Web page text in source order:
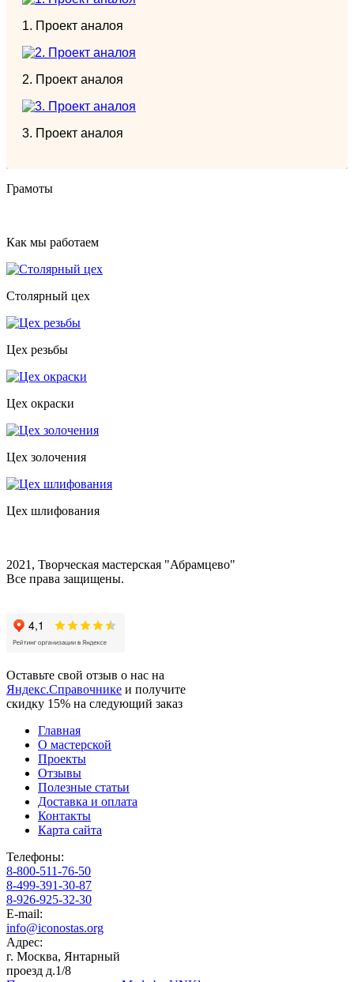
1. Проект аналоя
2. Проект аналоя
3. Проект аналоя
Грамоты
Как мы работаем
Столярный цех
Цех резьбы
Цех окраски
Цех золочения
Цех шлифования
2021, Творческая мастерская "Абрамцево"
Все права защищены.
Оставьте свой отзыв о нас на
Яндекс.Справочнике и получите
скидку 15% на следующий заказ
Главная
О мастерской
Проекты
Отзывы
Полезные статьи
Доставка и оплата
Контакты
Карта сайта
Телефоны:
8-800-511-76-50
8-499-391-30-87
8-926-925-32-30
E-mail:
info@iconostas.org
Адрес:
г. Москва, Янтарный
проезд д.1/8